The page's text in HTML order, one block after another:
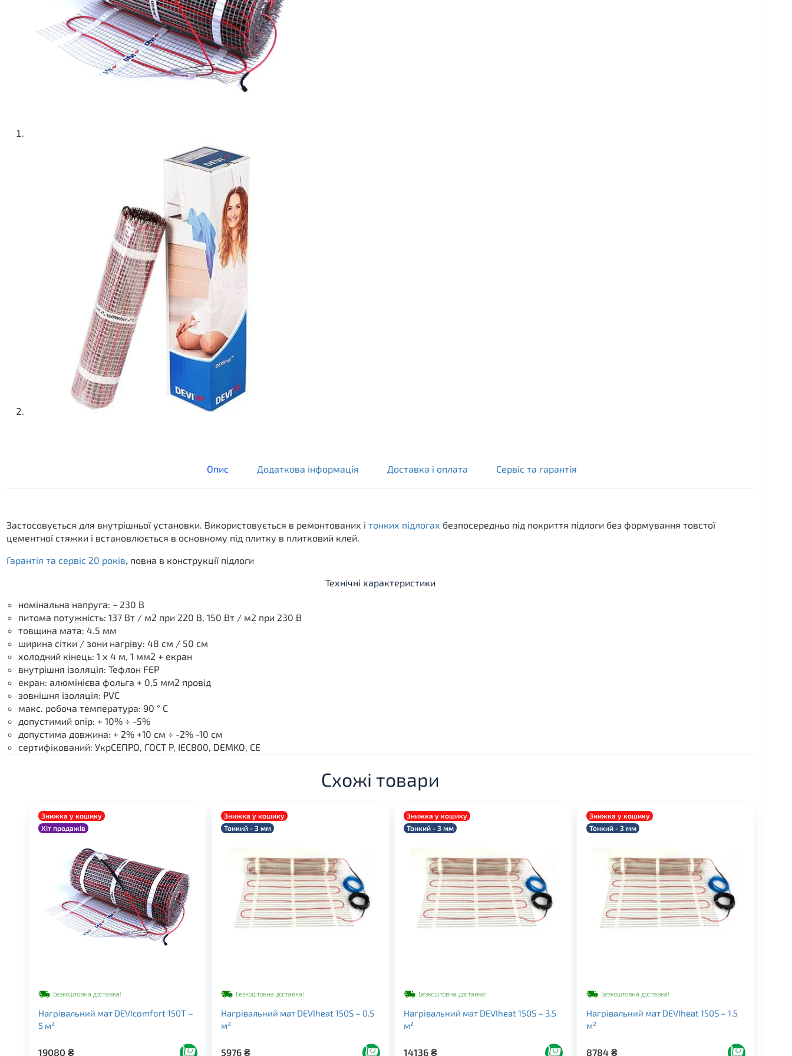
Опис Додаткова інформація Доставка і оплата Сервіс та гарантія
Застосовується для внутрішньої установки. Використовується в ремонтованих і тонких підлогах безпосередньо під покриття підлоги без формування товстої
цементної стяжки і встановлюється в основному під плитку в плитковий клей.
Гарантія та сервіс 20 років, повна в конструкції підлоги
Технічні характеристики
номінальна напруга: ~ 230 В
питома потужність: 137 Вт / м2 при 220 В, 150 Вт / м2 при 230 В
товщина мата: 4.5 мм
ширина сітки / зони нагріву: 48 см / 50 см
холодний кінець: 1 х 4 м, 1 мм2 + екран
внутрішня ізоляція: Тефлон FEP
екран: алюмінієва фольга + 0,5 мм2 провід
зовнішня ізоляція: PVС
макс. робоча температура: 90 ° C
допустимий опір: + 10% ÷ -5%
допустима довжина: + 2% +10 см ÷ -2% -10 см
сертифікований: УкрСЕПРО, ГОСТ Р, IEC800, DEMKO, CE
Схожі товари
Знижка у кошику
Хіт продажів
Безкоштовна доставка!
Нагрівальний мат DEVIcomfort 150T –
5 м²
19080 ₴
Знижка у кошику
Тонкий - 3 мм
Безкоштовна доставка!
Нагрівальний мат DEVIheat 150S – 0.5
м²
5976₴
Знижка у кошику
Тонкий - 3 мм
Безкоштовна доставка!
Нагрівальний мат DEVIheat 150S – 3.5
м²
14136₴
Знижка у кошику
Тонкий - 3 мм
Безкоштовна доставка!
Нагрівальний мат DEVIheat 150S – 1.5
м²
8784₴